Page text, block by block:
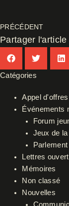
PRÉCÉDENT
Partager l'article
Catégories
Appel
Événements
Forum
Jeux de
Lettres
Mémoires
Non classé
Nouvelles